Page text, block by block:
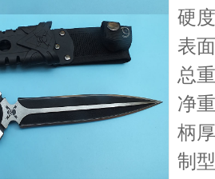
硬
表
总
净
柄
制